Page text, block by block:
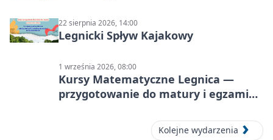
22 sierpnia 2026, 14:00
Legnicki Spływ Kajakowy
1 września 2026, 08:00
Kursy Matematyczne Legnica —
przygotowanie do matury i egzaminu
Kolejne wydarzenia